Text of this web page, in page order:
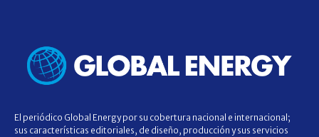
El periódico Global Energy por su cobertura nacional e internacional;
sus características editoriales, de diseño, producción y sus servicios